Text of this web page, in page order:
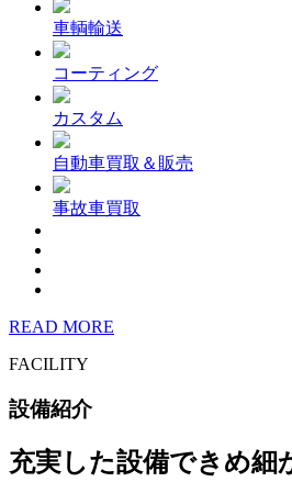
車輌輸送
コーティング
カスタム
自動車買取＆販売
事故車買取
READ MORE
FACILITY
設備紹介
充実した設備できめ細